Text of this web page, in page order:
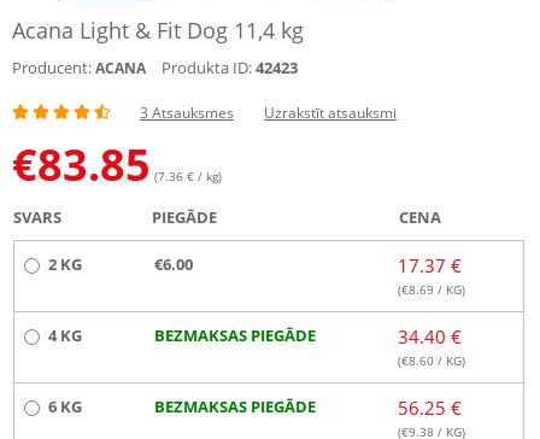
Acana Light & Fit Dog 11,4 kg
Producent:ACANA Produkta ID:42423
3 Atsauksmes Uzrakstīt atsauksmi
€83.85 (7.36 € / kg)
SVARS PIEGĀDE CENA
2 KG €6.00 17.37 €
(€8.69 / KG)
4 KG BEZMAKSAS PIEGĀDE 34.40 €
(€8.60 / KG)
6 KG BEZMAKSAS PIEGĀDE 56.25 €
(€9.38 / KG)